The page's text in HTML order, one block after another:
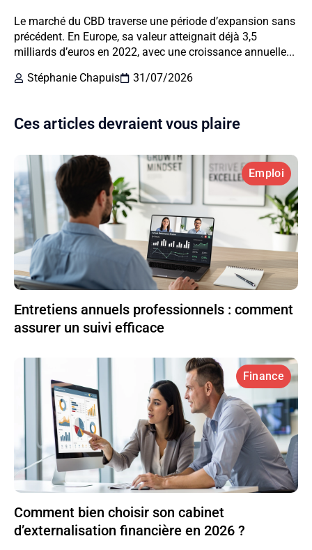
Le marché du CBD traverse une période d’expansion sans
précédent. En Europe, sa valeur atteignait déjà 3,5
milliards d’euros en 2022, avec une croissance annuelle...
Stéphanie Chapuis
31/07/2026
Ces articles devraient vous plaire
Emploi
Entretiens annuels professionnels : comment
assurer un suivi efficace
Finance
Comment bien choisir son cabinet
d’externalisation financière en 2026 ?